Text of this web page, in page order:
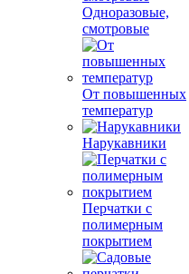
Одноразовые,
смотровые
От повышенных
температур
Нарукавники
Перчатки с
полимерным
покрытием